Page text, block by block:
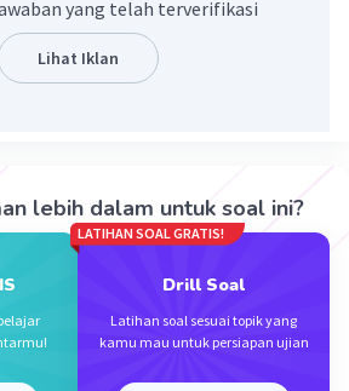
yang telah terverifikasi
Lihat Iklan
lebih dalam untuk soal ini?
LATIHAN SOAL GRATIS!
Drill Soal
Latihan soal sesuai topik yang
kamu mau untuk persiapan ujian